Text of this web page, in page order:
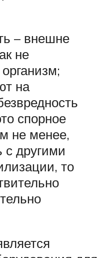
– внешне
не
на
спорное
не менее,
с другими
то